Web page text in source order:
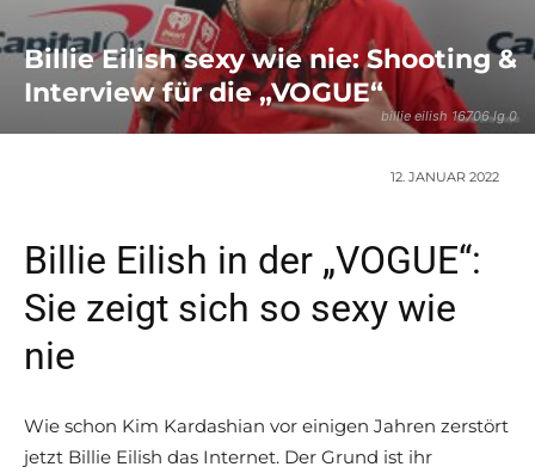
billie eilish 16706 lg 0
Billie Eilish sexy wie nie: Shooting &
Interview für die „VOGUE“
12. JANUAR 2022
Billie Eilish in der „VOGUE“:
Sie zeigt sich so sexy wie
nie
Wie schon Kim Kardashian vor einigen Jahren zerstört
jetzt Billie Eilish das Internet. Der Grund ist ihr